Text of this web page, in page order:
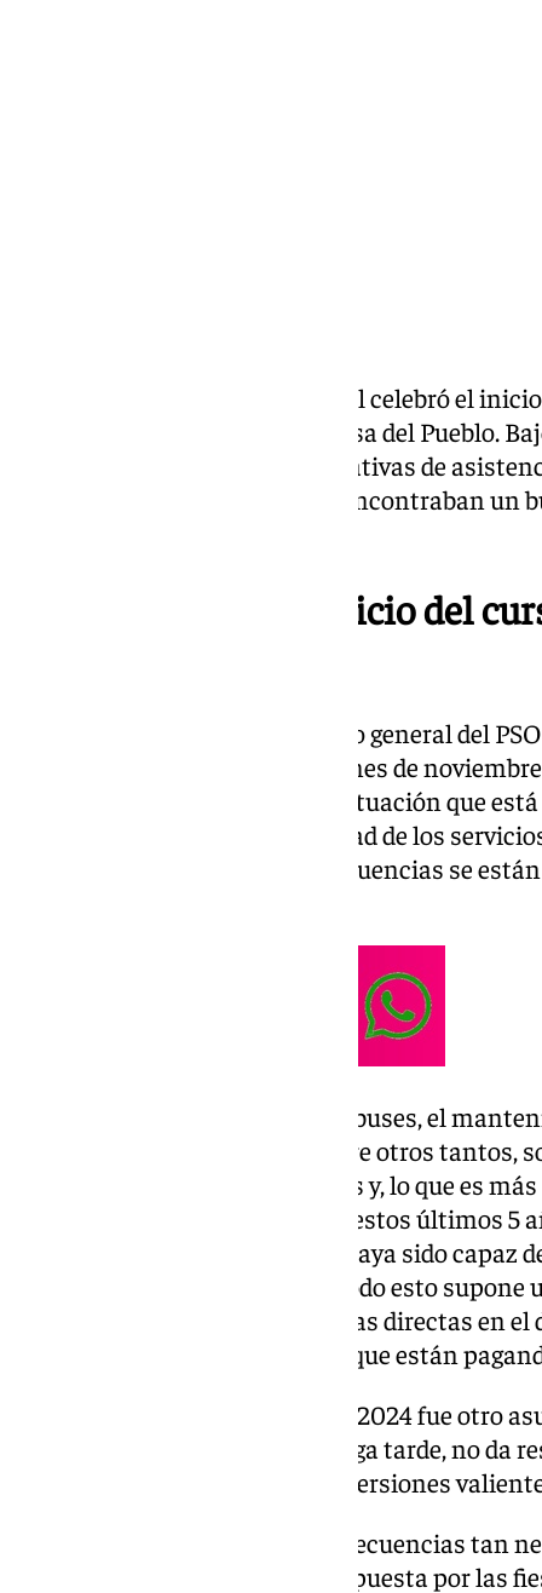
local celebró el
abierto a la ciudadanía en la Casa del Pueblo.
evento superó todas las expectativas de
de asistentes, entre los que se encontraban
El PSOE celebró el inicio del
En su intervención, el secretario general del
que asumió el cargo el pasado mes de
local, realizó un análisis de la situación que
énfasis en “la falta y mala calidad de los
vecinos y vecinas, cuyas consecuencias se
“La limpieza, el servicio de autobuses, el
los jardines y zonas verdes, entre otros tantos,
abandonados muchísimos años y, lo que es
caducados, muchos de ellos en estos últimos 5
Beardo, sin que hasta la fecha haya sido capaz
González, quien subrayó que “todo esto
en los barrios, con consecuencias directas en
no reciben los servicios por los que están
El presupuesto municipal para 2024 fue otro
González quien recordó que “llega tarde, no da
ciudadanas y no cuenta con inversiones
Además, se analizaron las consecuencias tan
borrachera para la ciudad y la apuesta por las